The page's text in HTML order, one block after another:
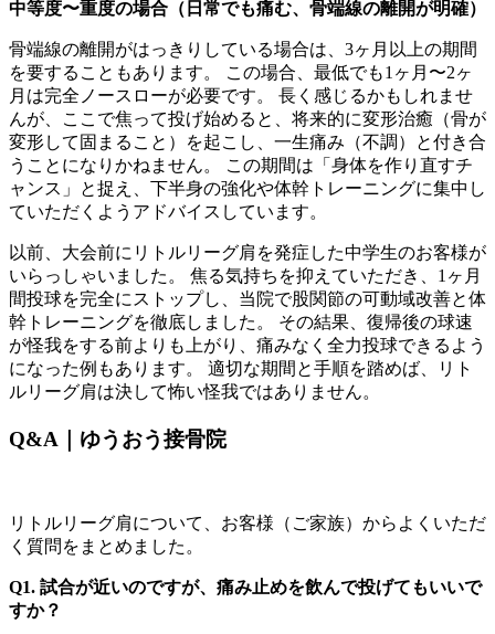
中等度〜重度の場合（日常でも痛む、骨端線の離開が明確）
骨端線の離開がはっきりしている場合は、3ヶ月以上の期間
を要することもあります。 この場合、最低でも1ヶ月〜2ヶ
月は完全ノースローが必要です。 長く感じるかもしれませ
んが、ここで焦って投げ始めると、将来的に変形治癒（骨が
変形して固まること）を起こし、一生痛み（不調）と付き合
うことになりかねません。 この期間は「身体を作り直すチ
ャンス」と捉え、下半身の強化や体幹トレーニングに集中し
ていただくようアドバイスしています。
以前、大会前にリトルリーグ肩を発症した中学生のお客様が
いらっしゃいました。 焦る気持ちを抑えていただき、1ヶ月
間投球を完全にストップし、当院で股関節の可動域改善と体
幹トレーニングを徹底しました。 その結果、復帰後の球速
が怪我をする前よりも上がり、痛みなく全力投球できるよう
になった例もあります。 適切な期間と手順を踏めば、リト
ルリーグ肩は決して怖い怪我ではありません。
Q&A｜ゆうおう接骨院
リトルリーグ肩について、お客様（ご家族）からよくいただ
く質問をまとめました。
Q1. 試合が近いのですが、痛み止めを飲んで投げてもいいで
すか？